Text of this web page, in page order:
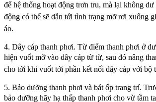
để hệ thống hoạt động trơn tru, mà lại không
động có thể sẽ dẫn tới tình trạng mỡ rơi xuống
áo.
4. Dây cáp thanh phơi. Từ điểm thanh phơi ở
hiện vuốt mỡ vào dây cáp từ từ, sau đó nâng
cho tới khi vuốt tới phần kết nối dây cáp với bộ
5. Bảo dưỡng thanh phơi và bát ốp trang trí.
bảo dưỡng hãy hạ thấp thanh phơi cho vừ tầm